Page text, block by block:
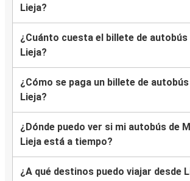
Lieja?
¿Cuánto cuesta el billete de autobús
Lieja?
¿Cómo se paga un billete de
Lieja?
¿Dónde puedo ver si mi autobús de
Lieja está a tiempo?
¿A qué destinos puedo viajar desde